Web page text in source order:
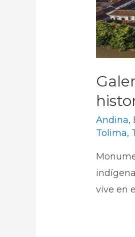
Andina,
Tolima,
vive en